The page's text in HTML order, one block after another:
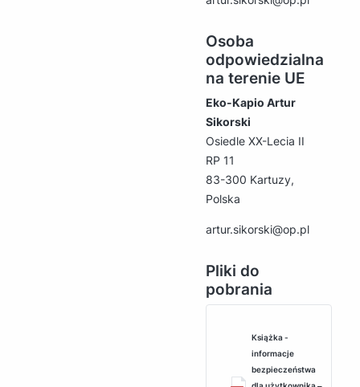
Osoba
odpowiedzialna
na terenie UE
Eko-Kapio Artur
Sikorski
Osiedle XX-Lecia II
RP 11
83-300 Kartuzy,
Polska
artur.sikorski@op.pl
Pliki do
pobrania
Książka -
informacje
bezpieczeństwa